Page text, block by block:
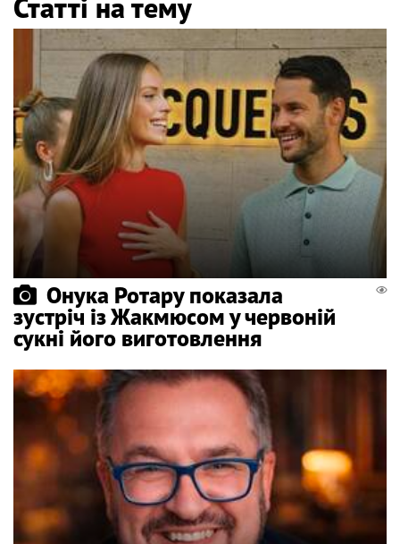
Онука Ротару показала
зустріч із Жакмюсом у червоній
сукні його виготовлення